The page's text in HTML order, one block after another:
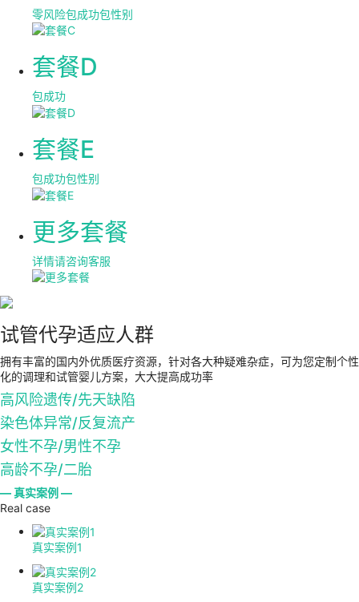
零风险包成功包性别
套餐D
包成功
套餐E
包成功包性别
更多套餐
详情请咨询客服
试管代孕适应人群
拥有丰富的国内外优质医疗资源，针对各大种疑难杂症，可为您定制个性
化的调理和试管婴儿方案，大大提高成功率
高风险遗传/先天缺陷
染色体异常/反复流产
女性不孕/男性不孕
高龄不孕/二胎
— 真实案例 —
Real case
真实案例1
真实案例2